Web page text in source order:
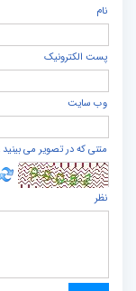
نام
پست الكترونيک
وب سایت
متنی که در تصویر می بینید
نظر